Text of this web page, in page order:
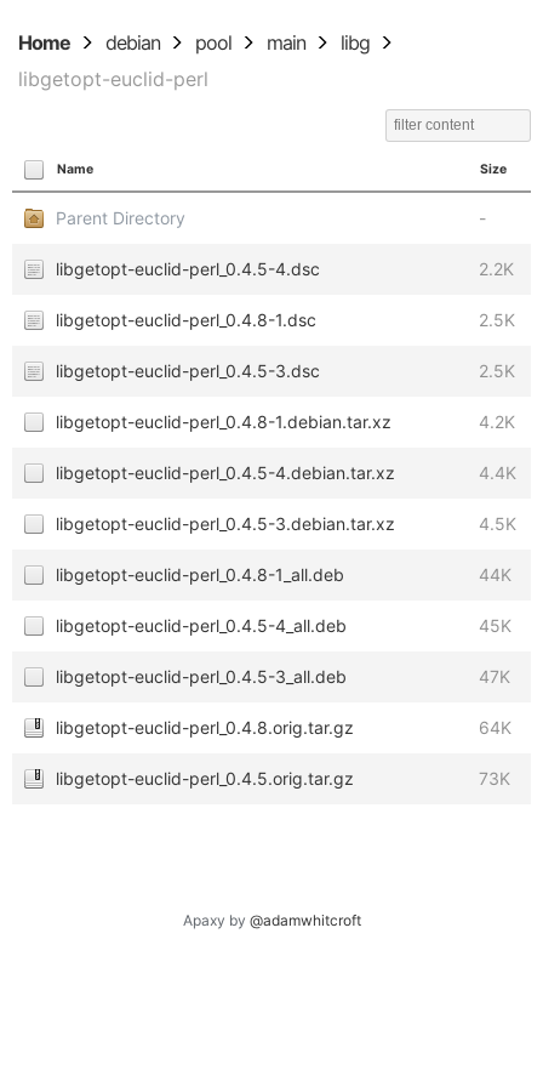
Home debian pool main
libg
libgetopt-euclid-perl
Name Size
Parent Directory -
libgetopt-euclid-perl_0.4.5-4.dsc 2.2K
libgetopt-euclid-perl_0.4.8-1.dsc 2.5K
libgetopt-euclid-perl_0.4.5-3.dsc 2.5K
libgetopt-euclid-perl_0.4.8-1.debian.tar.xz 4.2K
libgetopt-euclid-perl_0.4.5-4.debian.tar.xz 4.4K
libgetopt-euclid-perl_0.4.5-3.debian.tar.xz 4.5K
libgetopt-euclid-perl_0.4.8-1_all.deb 44K
libgetopt-euclid-perl_0.4.5-4_all.deb 45K
libgetopt-euclid-perl_0.4.5-3_all.deb 47K
libgetopt-euclid-perl_0.4.8.orig.tar.gz 64K
libgetopt-euclid-perl_0.4.5.orig.tar.gz 73K
Apaxy by @adamwhitcroft